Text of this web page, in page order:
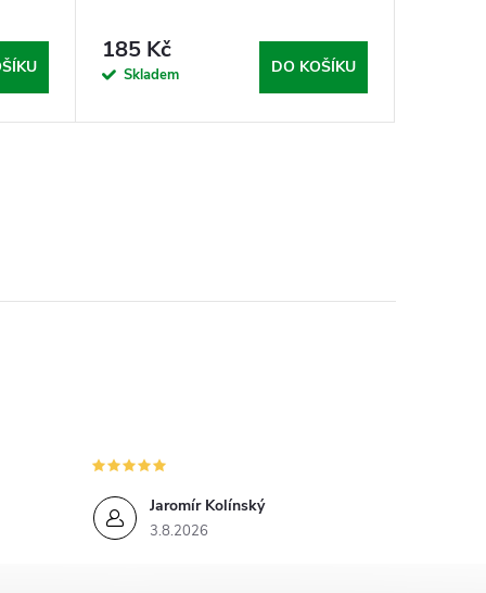
185 Kč
Skladem DO KOŠÍKU
Jaromír Kolínský
3.8.2026